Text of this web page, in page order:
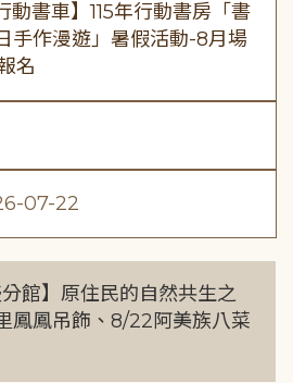
動書車】115年行動書房「書
手作漫遊」暑假活動-8月場
名
07-22
分館】原住民的自然共生之
鳳鳳吊飾、8/22阿美族八菜